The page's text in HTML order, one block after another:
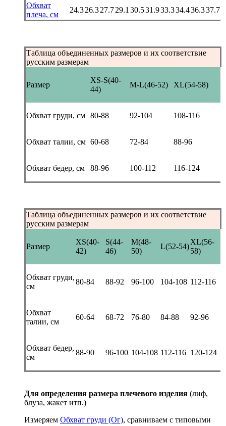
Обхват
плеча, см
24.326.327.729.1 30.531.933.334.436.337.7
Таблица объединенных размеров и их соответствие
русским размерам
Размер
XS-S(40-
44)
M-L(46-52) XL(54-58)
Обхват груди, см 80-88 92-104 108-116
Обхват талии, см 60-68 72-84 88-96
Обхват бедер, см 88-96 100-112 116-124
Таблица объединенных размеров и их соответствие
русским размерам
Размер
XS(40-
42)
S(44-
46)
M(48-
50)
L(52-54)
XL(56-
58)
Обхват груди,
см
80-84 88-92 96-100 104-108 112-116
Обхват
талии, см
60-64 68-72 76-80 84-88 92-96
Обхват бедер,
см
88-90 96-100 104-108 112-116 120-124
Для определения размера плечевого изделия (лиф,
блуза, жакет итп.)
Измеряем Обхват груди (Ог), сравниваем с типовыми